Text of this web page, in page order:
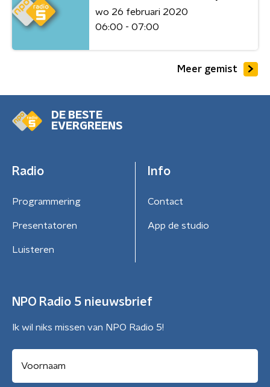
wo 26 februari 2020
06:00 - 07:00
Meer gemist
DE BESTE
EVERGREENS
Radio
Programmering
Presentatoren
Luisteren
Info
Contact
App de studio
NPO Radio 5 nieuwsbrief
Ik wil niks missen van NPO Radio 5!